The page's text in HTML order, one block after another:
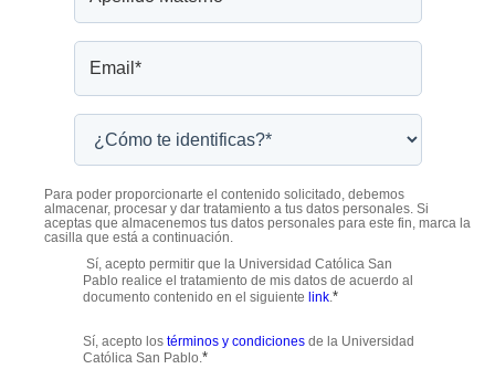
Para poder proporcionarte el contenido solicitado, debemos
almacenar, procesar y dar tratamiento a tus datos personales. Si
aceptas que almacenemos tus datos personales para este fin, marca la
casilla que está a continuación.
Sí, acepto permitir que la Universidad Católica San
Pablo realice el tratamiento de mis datos de acuerdo al
documento contenido en el siguiente link. *
Sí, acepto los términos y condicionesde la Universidad
Católica San Pablo. *